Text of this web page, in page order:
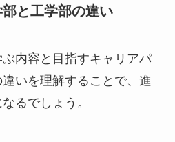
と工学部の違い
内容と目指すキャリアパ
いを理解することで、進
るでしょう。